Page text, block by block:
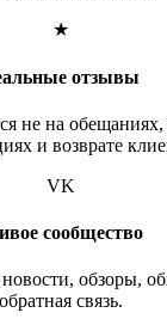
★
отзывы
не на обещаниях,
и возврате
VK
сообщество
обзоры,
обратная связь.